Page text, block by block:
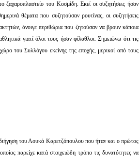
ζαχαροπλαστείο του Κοσμίδη. Εκεί οι συζητήσεις ήσαν
θέματα που συζητούσαν ρουτίνας, οι συζητήσεις
άνοιγε περιθώρια που ζητούσαν να βρουν κάποια
γιατί όλοι τους ήσαν φίλαθλοι. Σημειώνω ότι τις
του Συλλόγου εκείνης της εποχής, μερικοί από τους
του Λουκά Καρετζόπουλου που ήταν και ο πρώτος
παρείχε κατά στοιχειώδη τρόπο τις δυνατότητες να